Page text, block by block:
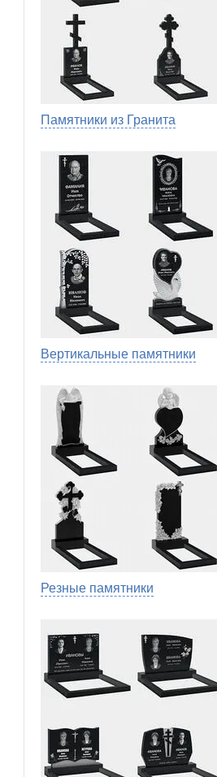
Памятники из Гранита
Вертикальные памятники
Резные памятники